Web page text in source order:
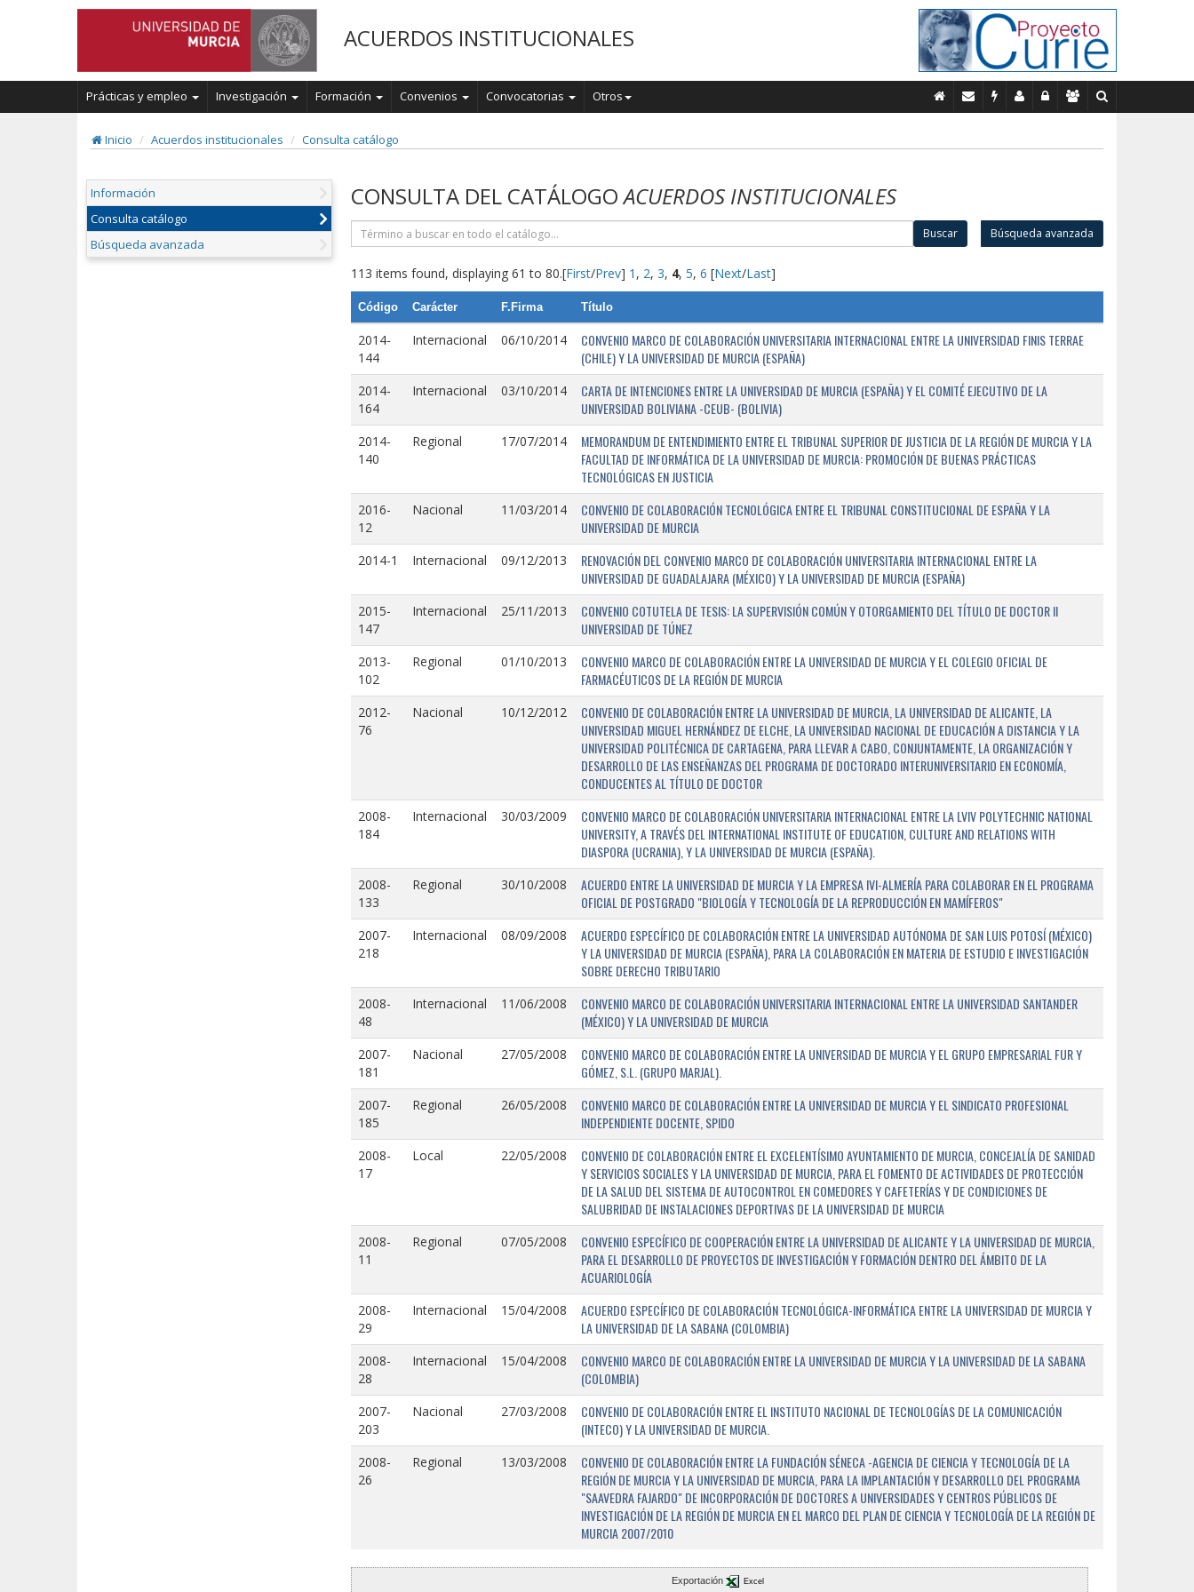
ACUERDOS INSTITUCIONALES
Prácticas y empleo Investigación Formación Convenios Convocatorias Otros
Inicio Acuerdos institucionales Consulta catálogo
Información
Consulta catálogo
Búsqueda avanzada
CONSULTA DEL CATÁLOGOACUERDOS INSTITUCIONALES
Buscar Búsqueda avanzada
113 items found, displaying 61 to 80.[First/Prev] 1 , 2, 3, 4, 5, 6 [Next/Last]
Código Carácter F.Firma Título
2014-
144
Internacional 06/10/2014
CONVENIO MARCO DE COLABORACIÓN UNIVERSITARIA INTERNACIONAL ENTRE LA UNIVERSIDAD FINIS TERRAE
(CHILE) Y LA UNIVERSIDAD DE MURCIA (ESPAÑA)
2014-
164
Internacional 03/10/2014
CARTA DE INTENCIONES ENTRE LA UNIVERSIDAD DE MURCIA (ESPAÑA) Y EL COMITÉ EJECUTIVO DE LA
UNIVERSIDAD BOLIVIANA -CEUB- (BOLIVIA)
2014-
140
Regional 17/07/2014
MEMORANDUM DE ENTENDIMIENTO ENTRE EL TRIBUNAL SUPERIOR DE JUSTICIA DE LA REGIÓN DE MURCIA Y LA
FACULTAD DE INFORMÁTICA DE LA UNIVERSIDAD DE MURCIA: PROMOCIÓN DE BUENAS PRÁCTICAS
TECNOLÓGICAS EN JUSTICIA
2016-
12
Nacional 11/03/2014
CONVENIO DE COLABORACIÓN TECNOLÓGICA ENTRE EL TRIBUNAL CONSTITUCIONAL DE ESPAÑA Y LA
UNIVERSIDAD DE MURCIA
2014-1 Internacional 09/12/2013
RENOVACIÓN DEL CONVENIO MARCO DE COLABORACIÓN UNIVERSITARIA INTERNACIONAL ENTRE LA
UNIVERSIDAD DE GUADALAJARA (MÉXICO) Y LA UNIVERSIDAD DE MURCIA (ESPAÑA)
2015-
147
Internacional 25/11/2013
CONVENIO COTUTELA DE TESIS: LA SUPERVISIÓN COMÚN Y OTORGAMIENTO DEL TÍTULO DE DOCTOR II
UNIVERSIDAD DE TÚNEZ
2013-
102
Regional 01/10/2013
CONVENIO MARCO DE COLABORACIÓN ENTRE LA UNIVERSIDAD DE MURCIA Y EL COLEGIO OFICIAL DE
FARMACÉUTICOS DE LA REGIÓN DE MURCIA
2012-
76
Nacional 10/12/2012
CONVENIO DE COLABORACIÓN ENTRE LA UNIVERSIDAD DE MURCIA, LA UNIVERSIDAD DE ALICANTE, LA
UNIVERSIDAD MIGUEL HERNÁNDEZ DE ELCHE, LA UNIVERSIDAD NACIONAL DE EDUCACIÓN A DISTANCIA Y LA
UNIVERSIDAD POLITÉCNICA DE CARTAGENA, PARA LLEVAR A CABO, CONJUNTAMENTE, LA ORGANIZACIÓN Y
DESARROLLO DE LAS ENSEÑANZAS DEL PROGRAMA DE DOCTORADO INTERUNIVERSITARIO EN ECONOMÍA,
CONDUCENTES AL TÍTULO DE DOCTOR
2008-
184
Internacional 30/03/2009
CONVENIO MARCO DE COLABORACIÓN UNIVERSITARIA INTERNACIONAL ENTRE LA LVIV POLYTECHNIC NATIONAL
UNIVERSITY, A TRAVÉS DEL INTERNATIONAL INSTITUTE OF EDUCATION, CULTURE AND RELATIONS WITH
DIASPORA (UCRANIA), Y LA UNIVERSIDAD DE MURCIA (ESPAÑA).
2008-
133
Regional 30/10/2008
ACUERDO ENTRE LA UNIVERSIDAD DE MURCIA Y LA EMPRESA IVI-ALMERÍA PARA COLABORAR EN EL PROGRAMA
OFICIAL DE POSTGRADO "BIOLOGÍA Y TECNOLOGÍA DE LA REPRODUCCIÓN EN MAMÍFEROS"
2007-
218
Internacional 08/09/2008
ACUERDO ESPECÍFICO DE COLABORACIÓN ENTRE LA UNIVERSIDAD AUTÓNOMA DE SAN LUIS POTOSÍ (MÉXICO)
Y LA UNIVERSIDAD DE MURCIA (ESPAÑA), PARA LA COLABORACIÓN EN MATERIA DE ESTUDIO E INVESTIGACIÓN
SOBRE DERECHO TRIBUTARIO
2008-
48
Internacional 11/06/2008
CONVENIO MARCO DE COLABORACIÓN UNIVERSITARIA INTERNACIONAL ENTRE LA UNIVERSIDAD SANTANDER
(MÉXICO) Y LA UNIVERSIDAD DE MURCIA
2007-
181
Nacional 27/05/2008
CONVENIO MARCO DE COLABORACIÓN ENTRE LA UNIVERSIDAD DE MURCIA Y EL GRUPO EMPRESARIAL FUR Y
GÓMEZ, S.L. (GRUPO MARJAL).
2007-
185
Regional 26/05/2008
CONVENIO MARCO DE COLABORACIÓN ENTRE LA UNIVERSIDAD DE MURCIA Y EL SINDICATO PROFESIONAL
INDEPENDIENTE DOCENTE, SPIDO
2008-
17
Local 22/05/2008
CONVENIO DE COLABORACIÓN ENTRE EL EXCELENTÍSIMO AYUNTAMIENTO DE MURCIA, CONCEJALÍA DE SANIDAD
Y SERVICIOS SOCIALES Y LA UNIVERSIDAD DE MURCIA, PARA EL FOMENTO DE ACTIVIDADES DE PROTECCIÓN
DE LA SALUD DEL SISTEMA DE AUTOCONTROL EN COMEDORES Y CAFETERÍAS Y DE CONDICIONES DE
SALUBRIDAD DE INSTALACIONES DEPORTIVAS DE LA UNIVERSIDAD DE MURCIA
2008-
11
Regional 07/05/2008
CONVENIO ESPECÍFICO DE COOPERACIÓN ENTRE LA UNIVERSIDAD DE ALICANTE Y LA UNIVERSIDAD DE MURCIA,
PARA EL DESARROLLO DE PROYECTOS DE INVESTIGACIÓN Y FORMACIÓN DENTRO DEL ÁMBITO DE LA
ACUARIOLOGÍA
2008-
29
Internacional 15/04/2008
ACUERDO ESPECÍFICO DE COLABORACIÓN TECNOLÓGICA-INFORMÁTICA ENTRE LA UNIVERSIDAD DE MURCIA Y
LA UNIVERSIDAD DE LA SABANA (COLOMBIA)
2008-
28
Internacional 15/04/2008
CONVENIO MARCO DE COLABORACIÓN ENTRE LA UNIVERSIDAD DE MURCIA Y LA UNIVERSIDAD DE LA SABANA
(COLOMBIA)
2007-
203
Nacional 27/03/2008
CONVENIO DE COLABORACIÓN ENTRE EL INSTITUTO NACIONAL DE TECNOLOGÍAS DE LA COMUNICACIÓN
(INTECO) Y LA UNIVERSIDAD DE MURCIA.
2008-
26
Regional 13/03/2008
CONVENIO DE COLABORACIÓN ENTRE LA FUNDACIÓN SÉNECA -AGENCIA DE CIENCIA Y TECNOLOGÍA DE LA
REGIÓN DE MURCIA Y LA UNIVERSIDAD DE MURCIA, PARA LA IMPLANTACIÓN Y DESARROLLO DEL PROGRAMA
"SAAVEDRA FAJARDO" DE INCORPORACIÓN DE DOCTORES A UNIVERSIDADES Y CENTROS PÚBLICOS DE
INVESTIGACIÓN DE LA REGIÓN DE MURCIA EN EL MARCO DEL PLAN DE CIENCIA Y TECNOLOGÍA DE LA REGIÓN DE
MURCIA 2007/2010
Exportación Excel